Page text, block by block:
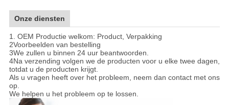
Onze diensten
1. OEM Productie welkom: Product, Verpakking
2Voorbeelden van bestelling
3We zullen u binnen 24 uur beantwoorden.
4Na verzending volgen we de producten voor u elke twee dagen,
totdat u de producten krijgt.
Als u vragen heeft over het probleem, neem dan contact met ons
op.
We helpen u het probleem op te lossen.